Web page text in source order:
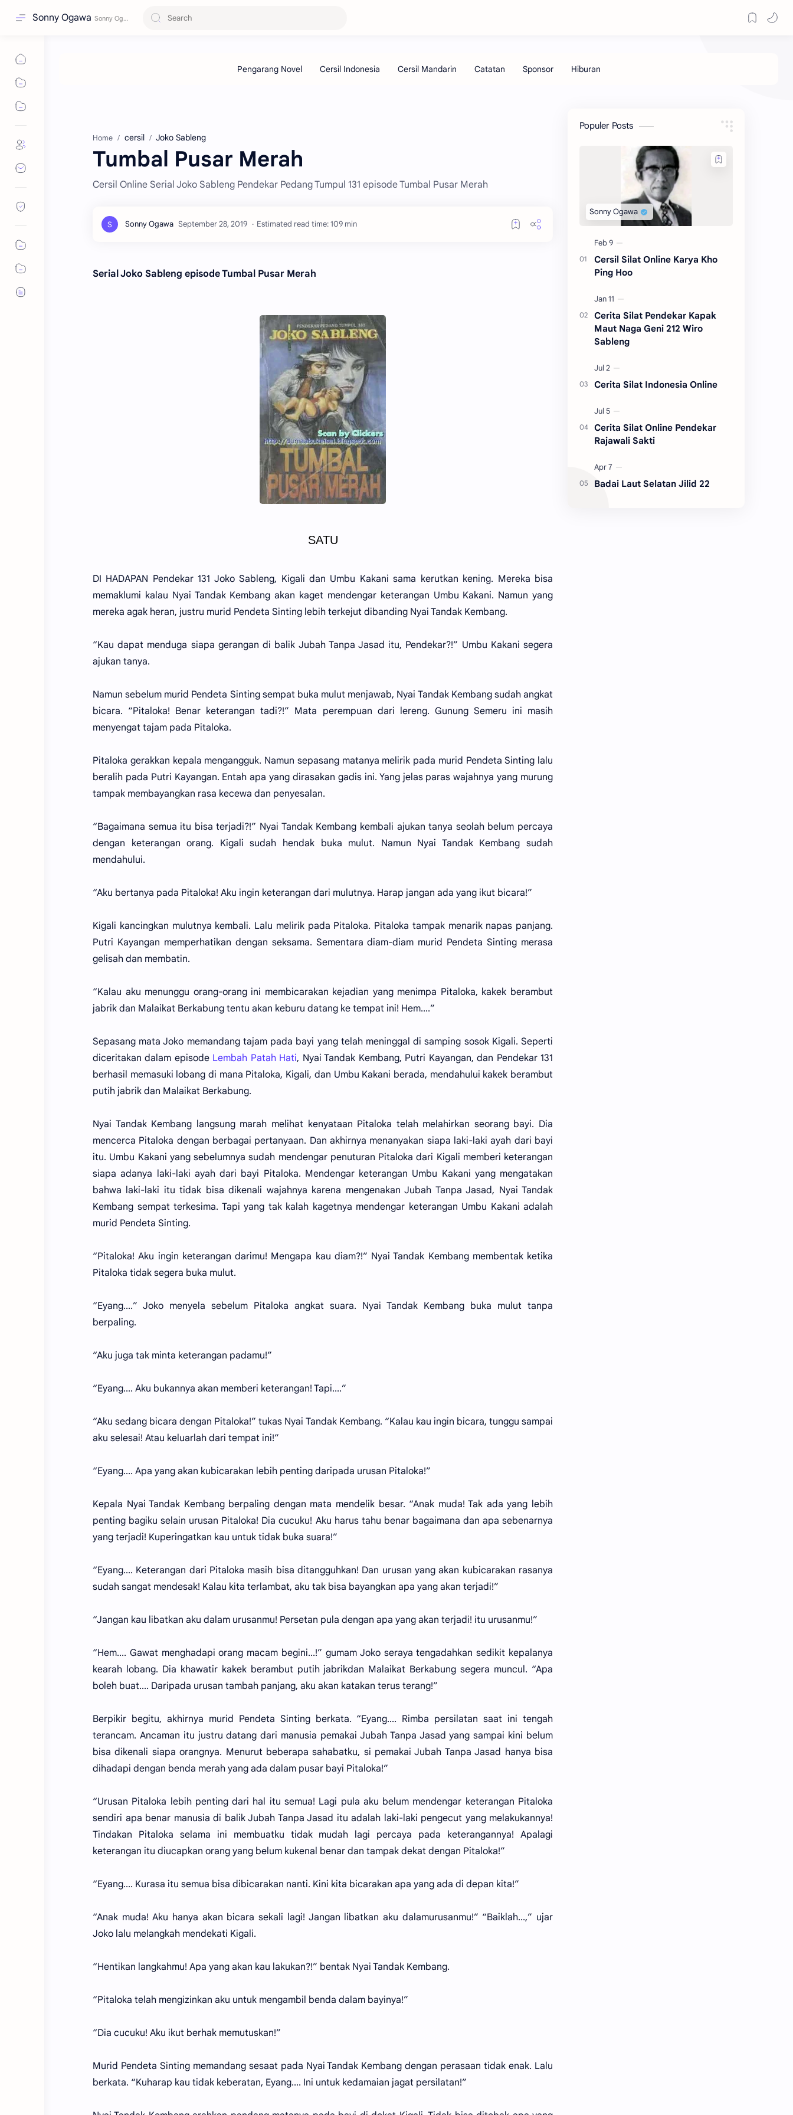
Sonny Ogawa
Home cersil Joko Sableng
Tumbal Pusar Merah
Cersil Online Serial Joko Sableng Pendekar Pedang Tumpul 131 episode Tumbal Pusar Merah
Estimated read time: 109 min
Serial Joko Sableng episode Tumbal Pusar Merah
SATU
DI HADAPAN Pendekar 131 Joko Sableng, Kigali dan Umbu Kakani sama kerutkan kening. Mereka bisa
memaklumi kalau Nyai Tandak Kembang akan kaget mendengar keterangan Umbu Kakani. Namun yang
mereka agak heran, justru murid Pendeta Sinting lebih terkejut dibanding Nyai Tandak Kembang.
“Kau dapat menduga siapa gerangan di balik Jubah Tanpa Jasad itu, Pendekar?!” Umbu Kakani segera
ajukan tanya.
Namun sebelum murid Pendeta Sinting sempat buka mulut menjawab, Nyai Tandak Kembang sudah angkat
bicara. “Pitaloka! Benar keterangan tadi?!” Mata perempuan dari lereng. Gunung Semeru ini masih
menyengat tajam pada Pitaloka.
Pitaloka gerakkan kepala mengangguk. Namun sepasang matanya melirik pada murid Pendeta Sinting lalu
beralih pada Putri Kayangan. Entah apa yang dirasakan gadis ini. Yang jelas paras wajahnya yang murung
tampak membayangkan rasa kecewa dan penyesalan.
“Bagaimana semua itu bisa terjadi?!” Nyai Tandak Kembang kembali ajukan tanya seolah belum percaya
dengan keterangan orang. Kigali sudah hendak buka mulut. Namun Nyai Tandak Kembang sudah
mendahului.
“Aku bertanya pada Pitaloka! Aku ingin keterangan dari mulutnya. Harap jangan ada yang ikut bicara!”
Kigali kancingkan mulutnya kembali. Lalu melirik pada Pitaloka. Pitaloka tampak menarik napas panjang.
Putri Kayangan memperhatikan dengan seksama. Sementara diam-diam murid Pendeta Sinting merasa
gelisah dan membatin.
“Kalau aku menunggu orang-orang ini membicarakan kejadian yang menimpa Pitaloka, kakek berambut
jabrik dan Malaikat Berkabung tentu akan keburu datang ke tempat ini! Hem....”
Sepasang mata Joko memandang tajam pada bayi yang telah meninggal di samping sosok Kigali. Seperti
diceritakan dalam episode Lembah Patah Hati, Nyai Tandak Kembang, Putri Kayangan, dan Pendekar 131
berhasil memasuki lobang di mana Pitaloka, Kigali, dan Umbu Kakani berada, mendahului kakek berambut
putih jabrik dan Malaikat Berkabung.
Nyai Tandak Kembang langsung marah melihat kenyataan Pitaloka telah melahirkan seorang bayi. Dia
mencerca Pitaloka dengan berbagai pertanyaan. Dan akhirnya menanyakan siapa laki-laki ayah dari bayi
itu. Umbu Kakani yang sebelumnya sudah mendengar penuturan Pitaloka dari Kigali memberi keterangan
siapa adanya laki-laki ayah dari bayi Pitaloka. Mendengar keterangan Umbu Kakani yang mengatakan
bahwa laki-laki itu tidak bisa dikenali wajahnya karena mengenakan Jubah Tanpa Jasad, Nyai Tandak
Kembang sempat terkesima. Tapi yang tak kalah kagetnya mendengar keterangan Umbu Kakani adalah
murid Pendeta Sinting.
“Pitaloka! Aku ingin keterangan darimu! Mengapa kau diam?!” Nyai Tandak Kembang membentak ketika
Pitaloka tidak segera buka mulut.
“Eyang....” Joko menyela sebelum Pitaloka angkat suara. Nyai Tandak Kembang buka mulut tanpa
berpaling.
“Aku juga tak minta keterangan padamu!”
“Eyang.... Aku bukannya akan memberi keterangan! Tapi....”
“Aku sedang bicara dengan Pitaloka!” tukas Nyai Tandak Kembang. “Kalau kau ingin bicara, tunggu sampai
aku selesai! Atau keluarlah dari tempat ini!”
“Eyang.... Apa yang akan kubicarakan lebih penting daripada urusan Pitaloka!”
Kepala Nyai Tandak Kembang berpaling dengan mata mendelik besar. “Anak muda! Tak ada yang lebih
penting bagiku selain urusan Pitaloka! Dia cucuku! Aku harus tahu benar bagaimana dan apa sebenarnya
yang terjadi! Kuperingatkan kau untuk tidak buka suara!”
“Eyang.... Keterangan dari Pitaloka masih bisa ditangguhkan! Dan urusan yang akan kubicarakan rasanya
sudah sangat mendesak! Kalau kita terlambat, aku tak bisa bayangkan apa yang akan terjadi!”
“Jangan kau libatkan aku dalam urusanmu! Persetan pula dengan apa yang akan terjadi! itu urusanmu!”
“Hem.... Gawat menghadapi orang macam begini...!” gumam Joko seraya tengadahkan sedikit kepalanya
kearah lobang. Dia khawatir kakek berambut putih jabrikdan Malaikat Berkabung segera muncul. “Apa
boleh buat.... Daripada urusan tambah panjang, aku akan katakan terus terang!”
Berpikir begitu, akhirnya murid Pendeta Sinting berkata. “Eyang.... Rimba persilatan saat ini tengah
terancam. Ancaman itu justru datang dari manusia pemakai Jubah Tanpa Jasad yang sampai kini belum
bisa dikenali siapa orangnya. Menurut beberapa sahabatku, si pemakai Jubah Tanpa Jasad hanya bisa
dihadapi dengan benda merah yang ada dalam pusar bayi Pitaloka!”
“Urusan Pitaloka lebih penting dari hal itu semua! Lagi pula aku belum mendengar keterangan Pitaloka
sendiri apa benar manusia di balik Jubah Tanpa Jasad itu adalah laki-laki pengecut yang melakukannya!
Tindakan Pitaloka selama ini membuatku tidak mudah lagi percaya pada keterangannya! Apalagi
keterangan itu diucapkan orang yang belum kukenal benar dan tampak dekat dengan Pitaloka!”
“Eyang.... Kurasa itu semua bisa dibicarakan nanti. Kini kita bicarakan apa yang ada di depan kita!”
“Anak muda! Aku hanya akan bicara sekali lagi! Jangan libatkan aku dalamurusanmu!” “Baiklah...,” ujar
Joko lalu melangkah mendekati Kigali.
“Hentikan langkahmu! Apa yang akan kau lakukan?!” bentak Nyai Tandak Kembang.
“Pitaloka telah mengizinkan aku untuk mengambil benda dalam bayinya!”
“Dia cucuku! Aku ikut berhak memutuskan!”
Murid Pendeta Sinting memandang sesaat pada Nyai Tandak Kembang dengan perasaan tidak enak. Lalu
berkata. “Kuharap kau tidak keberatan, Eyang.... Ini untuk kedamaian jagat persilatan!”
Populer Posts
Cersil Silat Online Karya Kho
Ping Hoo
Cerita Silat Pendekar Kapak
Maut Naga Geni 212 Wiro
Sableng
Cerita Silat Indonesia Online
Cerita Silat Online Pendekar
Rajawali Sakti
Badai Laut Selatan Jilid 22